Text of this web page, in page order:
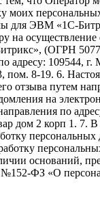
моих
для ЭВМ «1С-
на
(ОГРН
адресу: 109544, г.
пом. 8-19. 6.
отзыва путем
на
по
дом 2 корп 1. 7. В
оснований,
ФЗ «О